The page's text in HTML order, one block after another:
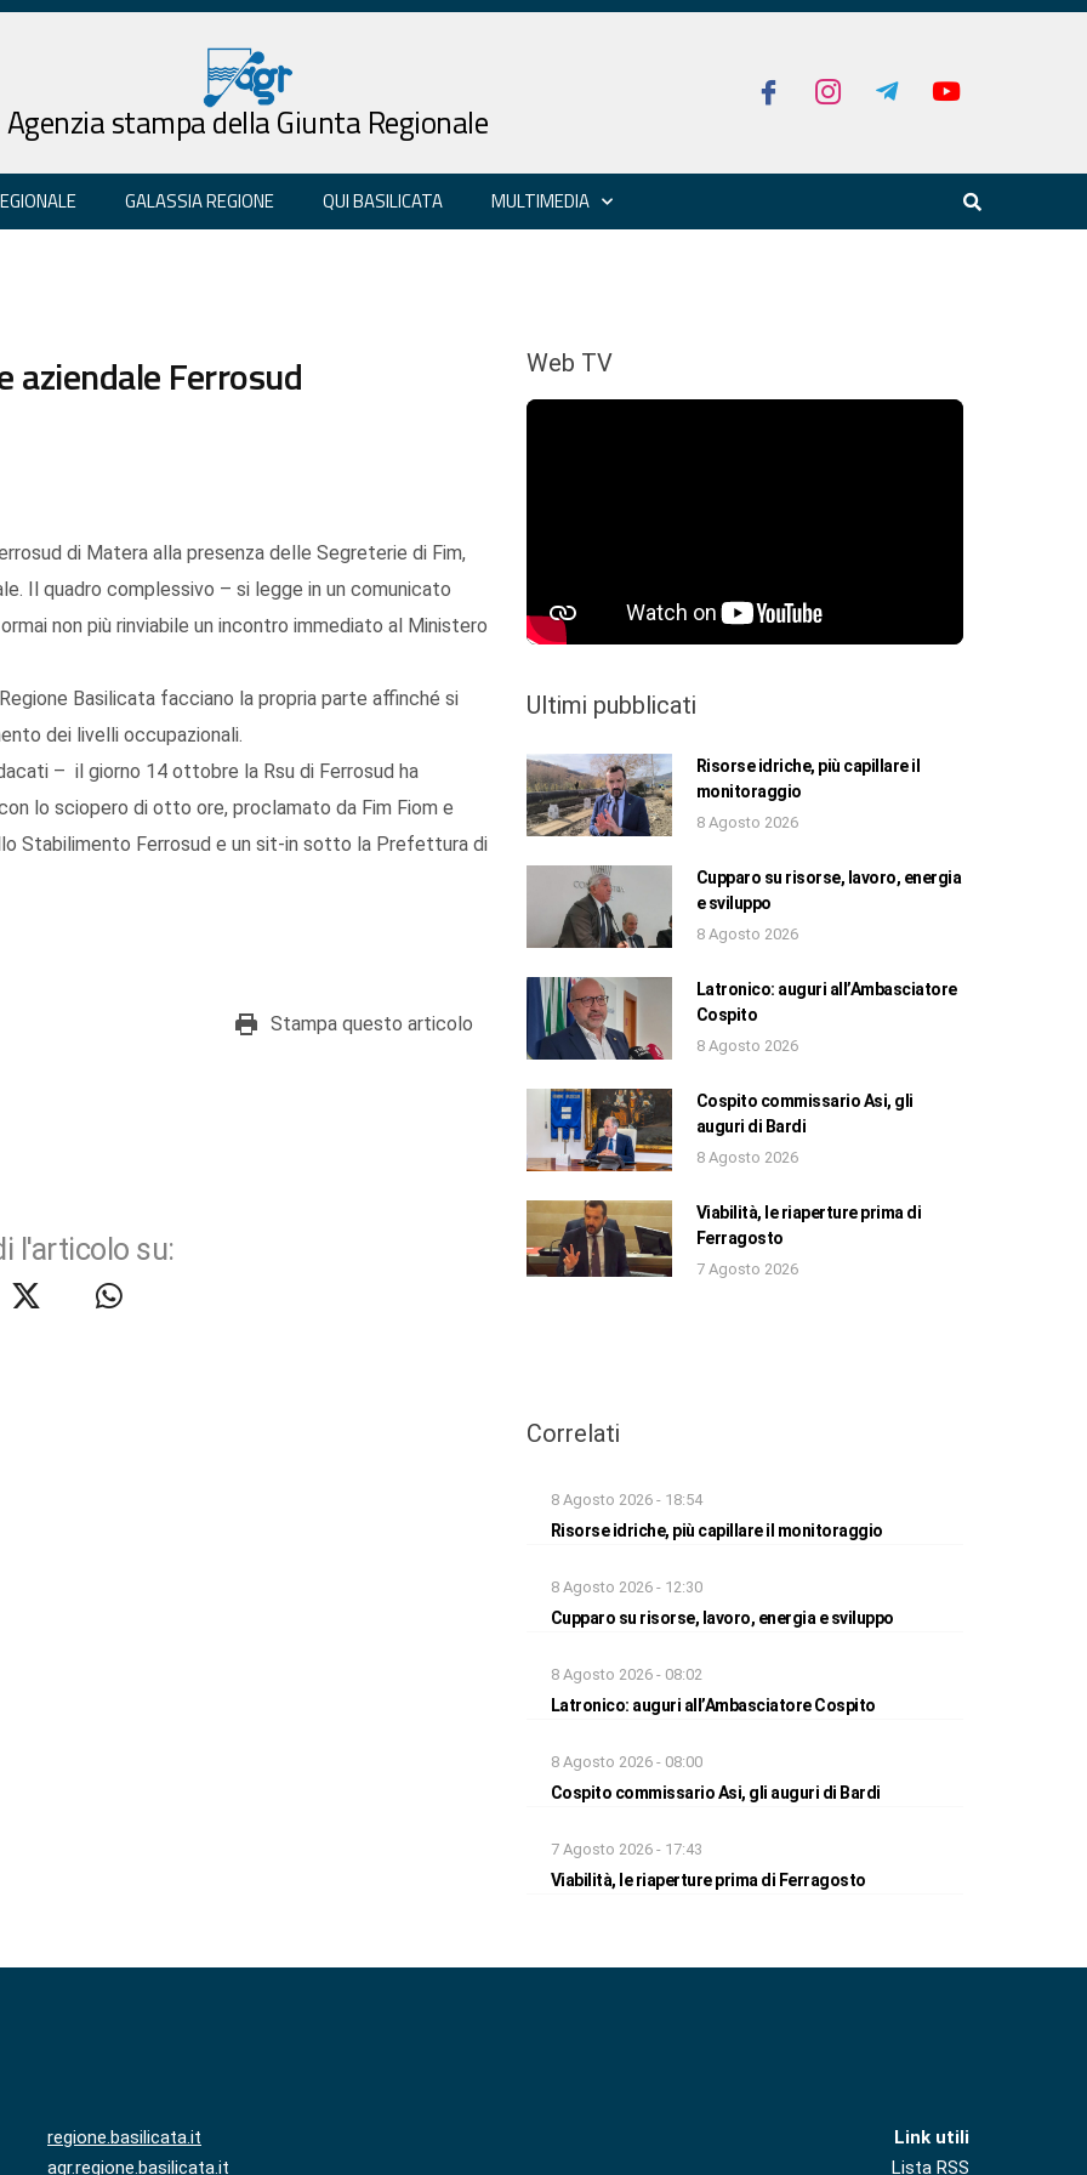
Agenzia stampa della Giunta Regionale
GALASSIA REGIONE QUI BASILICATA MULTIMEDIA
aziendale Ferrosud
di Matera alla presenza delle Segreterie di Fim,
Il quadro complessivo – si legge in un comunicato
non più rinviabile un incontro immediato al Ministero
Basilicata facciano la propria parte affinché si
dei livelli occupazionali.
– il giorno 14 ottobre la Rsu di Ferrosud ha
lo sciopero di otto ore, proclamato da Fim Fiom e
Stabilimento Ferrosud e un sit-in sotto la Prefettura di
Stampa questo articolo
l'articolo su:
Web TV
Ultimi pubblicati
Risorse idriche, più capillare il
monitoraggio
8 Agosto 2026
Cupparo su risorse, lavoro, energia
e sviluppo
8 Agosto 2026
Latronico: auguri all’Ambasciatore
Cospito
8 Agosto 2026
Cospito commissario Asi, gli
auguri di Bardi
8 Agosto 2026
Viabilità, le riaperture prima di
Ferragosto
7 Agosto 2026
Correlati
8 Agosto 2026 - 18:54
Risorse idriche, più capillare il monitoraggio
8 Agosto 2026 - 12:30
Cupparo su risorse, lavoro, energia e sviluppo
8 Agosto 2026 - 08:02
Latronico: auguri all’Ambasciatore Cospito
8 Agosto 2026 - 08:00
Cospito commissario Asi, gli auguri di Bardi
7 Agosto 2026 - 17:43
Viabilità, le riaperture prima di Ferragosto
regione.basilicata.it
agr.regione.basilicata.it
Link utili
Lista RSS